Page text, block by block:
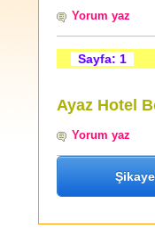
Yorum yaz
Sayfa: 1
Ayaz Hotel
Yorum yaz